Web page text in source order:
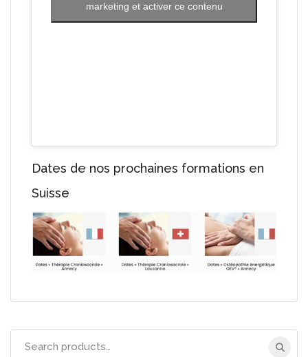
marketing et activer ce contenu
Dates de nos prochaines formations en
Suisse